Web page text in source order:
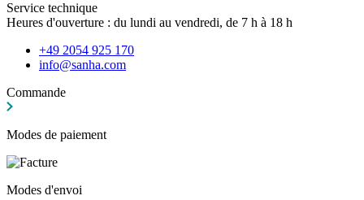
Service technique
Heures d'ouverture : du lundi au vendredi, de 7 h à 18 h
+49 2054 925 170
info@sanha.com
Commande
Modes de paiement
Modes d'envoi